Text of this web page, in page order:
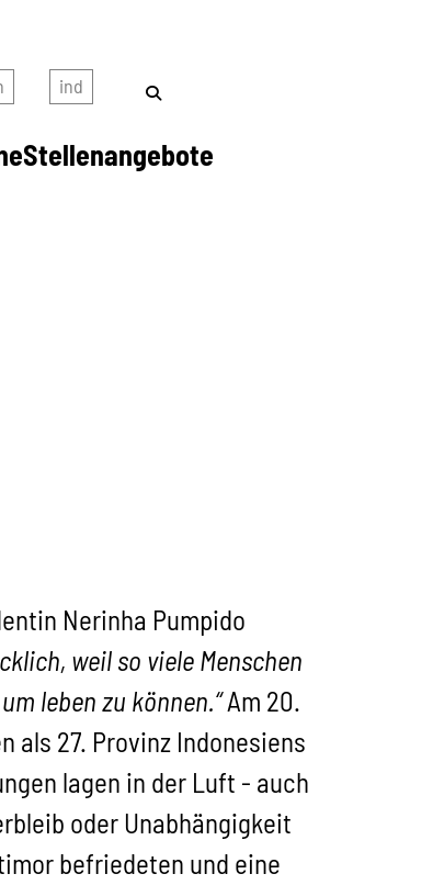
Stellenangebote
Nerinha Pumpido
weil so viele Menschen
leben zu können.“Am 20.
als 27. Provinz Indonesiens
lagen in der Luft - auch
oder Unabhängigkeit
befriedeten und eine